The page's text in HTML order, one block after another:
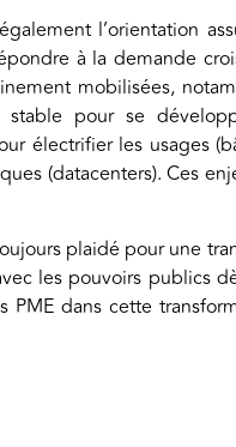
l’orientation
à la demande
mobilisées,
pour se
électrifier les usages
(datacenters). Ces
plaidé pour une
les pouvoirs publics
PME dans cette